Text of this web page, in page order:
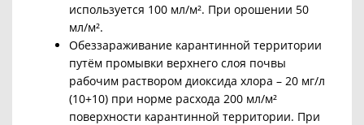
используется 100 мл/м². При орошении 50
мл/м².
Обеззараживание карантинной территории
путём промывки верхнего слоя почвы
рабочим раствором диоксида хлора – 20 мг/л
(10+10) при норме расхода 200 мл/м²
поверхности карантинной территории. При